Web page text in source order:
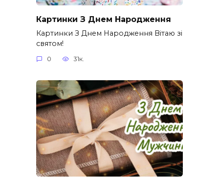
Картинки З Днем Народження
Картинки З Днем Народження Вітаю зі
святом!
0 31к.